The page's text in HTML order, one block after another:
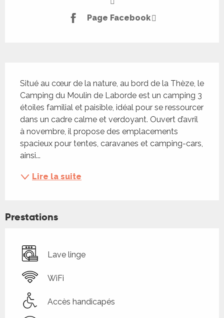
Page Facebook
Situé au cœur de la nature, au bord de la Thèze, le
Camping du Moulin de Laborde est un camping 3
étoiles familial et paisible, idéal pour se ressourcer
dans un cadre calme et verdoyant. Ouvert d’avril
à novembre, il propose des emplacements
spacieux pour tentes, caravanes et camping-cars,
ainsi...
Lire la suite
Prestations
Lave linge
WiFi
Accès handicapés